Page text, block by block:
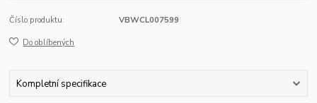
Číslo produktu: VBWCL007599
Do oblíbených
Kompletní specifikace